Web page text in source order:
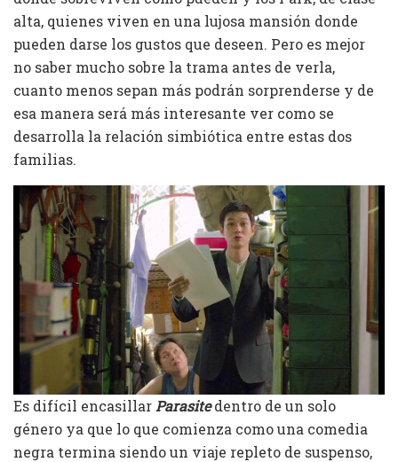
alta, quienes viven en una lujosa mansión donde
pueden darse los gustos que deseen. Pero es mejor
no saber mucho sobre la trama antes de verla,
cuanto menos sepan más podrán sorprenderse y de
esa manera será más interesante ver como se
desarrolla la relación simbiótica entre estas dos
familias.
Es difícil encasillar Parasitedentro de un solo
género ya que lo que comienza como una comedia
negra termina siendo un viaje repleto de suspenso,